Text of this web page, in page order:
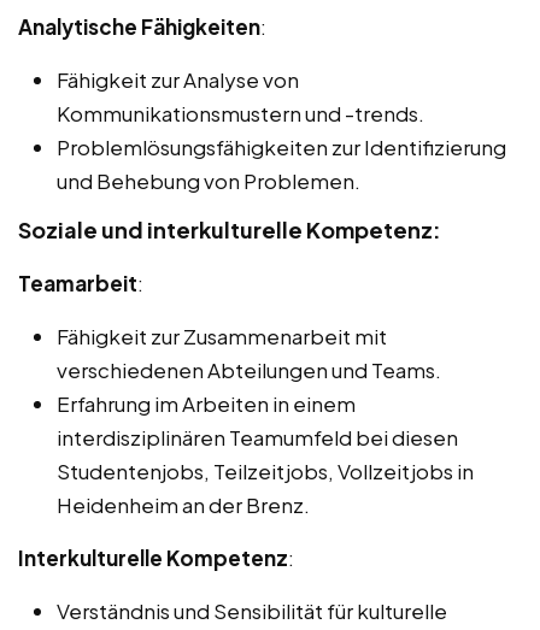
Analytische Fähigkeiten:
Fähigkeit zur Analyse von
Kommunikationsmustern und -trends.
Problemlösungsfähigkeiten zur Identifizierung
und Behebung von Problemen.
Soziale und interkulturelle Kompetenz:
Teamarbeit:
Fähigkeit zur Zusammenarbeit mit
verschiedenen Abteilungen und Teams.
Erfahrung im Arbeiten in einem
interdisziplinären Teamumfeld bei diesen
Studentenjobs, Teilzeitjobs, Vollzeitjobs in
Heidenheim an der Brenz.
Interkulturelle Kompetenz:
Verständnis und Sensibilität für kulturelle